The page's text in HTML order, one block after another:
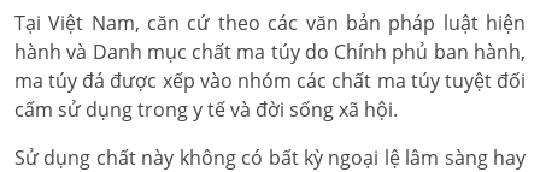
Tại Việt Nam, căn cứ theo các văn bản pháp luật hiện
hành và Danh mục chất ma túy do Chính phủ ban hành,
ma túy đá được xếp vào nhóm các chất ma túy tuyệt đối
cấm sử dụng trong y tế và đời sống xã hội.
Sử dụng chất này không có bất kỳ ngoại lệ lâm sàng hay